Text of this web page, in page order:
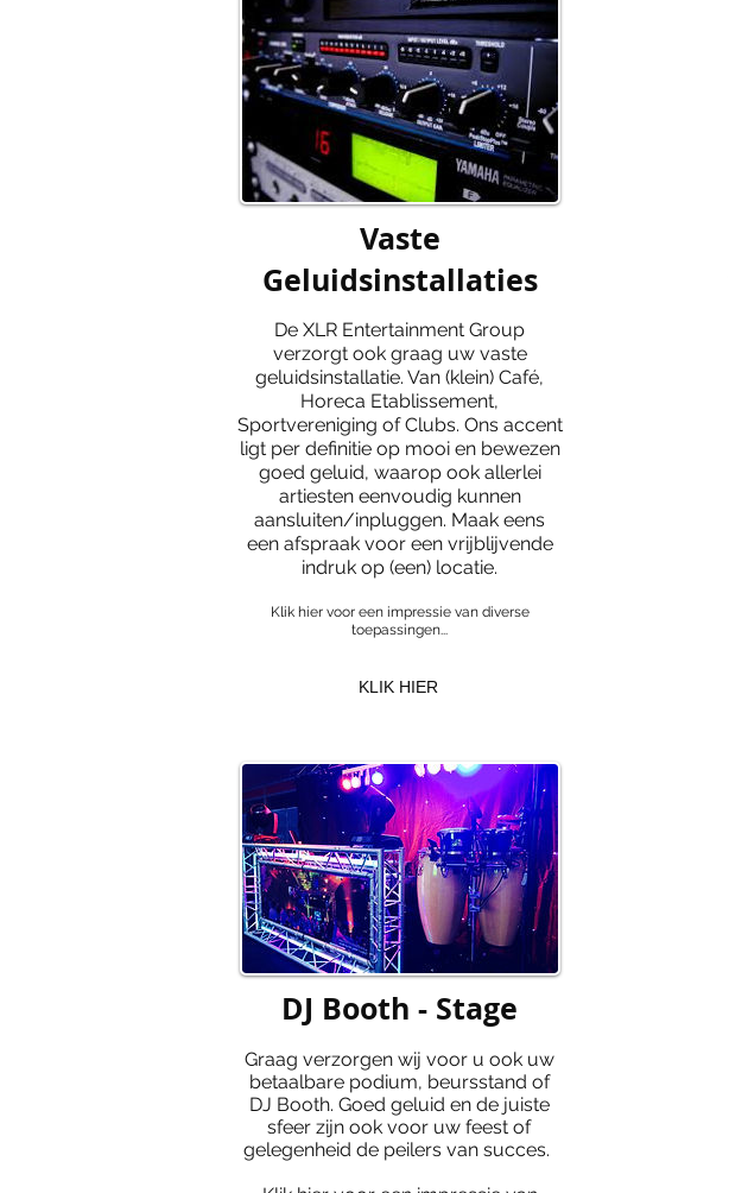
Vaste
Geluidsinstallaties
De XLR Entertainment Group
verzorgt ook graag uw vaste
geluidsinstallatie. Van (klein) Café,
Horeca Etablissement,
Sportvereniging of Clubs. Ons accent
ligt per definitie op mooi en bewezen
goed geluid, waarop ook allerlei
artiesten eenvoudig kunnen
aansluiten/inpluggen. Maak eens
een afspraak voor een vrijblijvende
indruk op (een) locatie.
Klik hier voor een impressie van diverse
toepassingen...
KLIK HIER
DJ Booth - Stage
Graag verzorgen wij voor u ook uw
betaalbare podium, beursstand of
DJ Booth. Goed geluid en de juiste
sfeer zijn ook voor uw feest of
gelegenheid de peilers van succes.